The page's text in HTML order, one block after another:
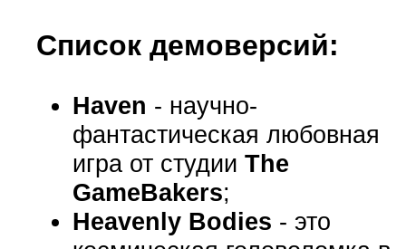
Список демоверсий:
Haven - научно-
фантастическая любовная
игра от студии The
GameBakers;
Heavenly Bodies - это